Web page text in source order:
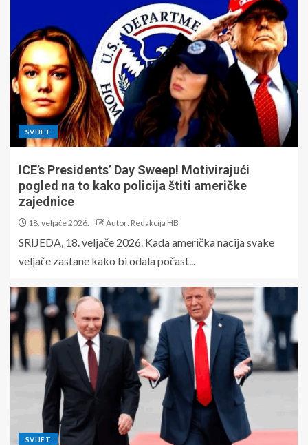
SVIJET
ICE’s Presidents’ Day Sweep! Motivirajući
pogled na to kako policija štiti američke
zajednice
18. veljače 2026. Autor: Redakcija HB
SRIJEDA, 18. veljače 2026. Kada američka nacija svake
veljače zastane kako bi odala počast...
SVIJET